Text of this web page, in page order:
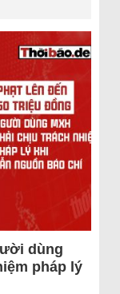
dùng
pháp lý